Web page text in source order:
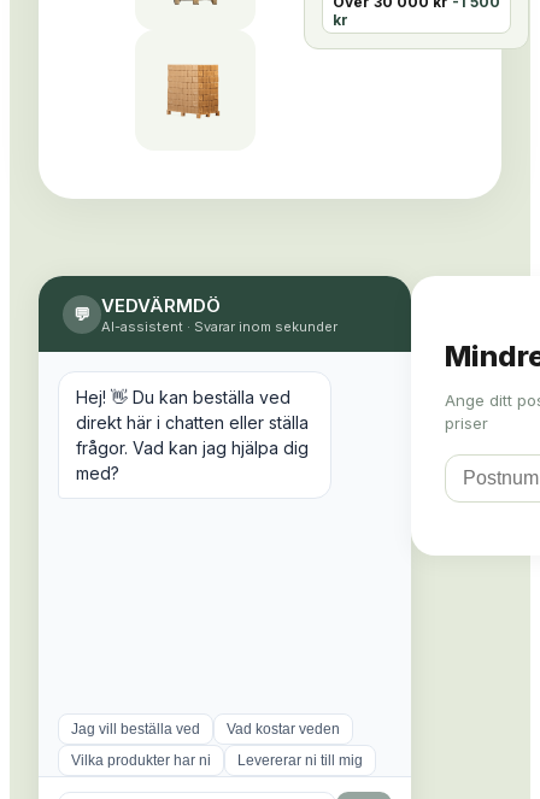
kr
💬 VEDVÄRMDÖ
AI-assistent · Svarar inom sekunder
Hej! 👋 Du kan beställa ved
direkt här i chatten eller ställa
frågor. Vad kan jag hjälpa dig
med?
Jag vill beställa ved
Vad kostar veden
Vilka produkter har ni
Levererar ni till mig
Ange ditt
priser